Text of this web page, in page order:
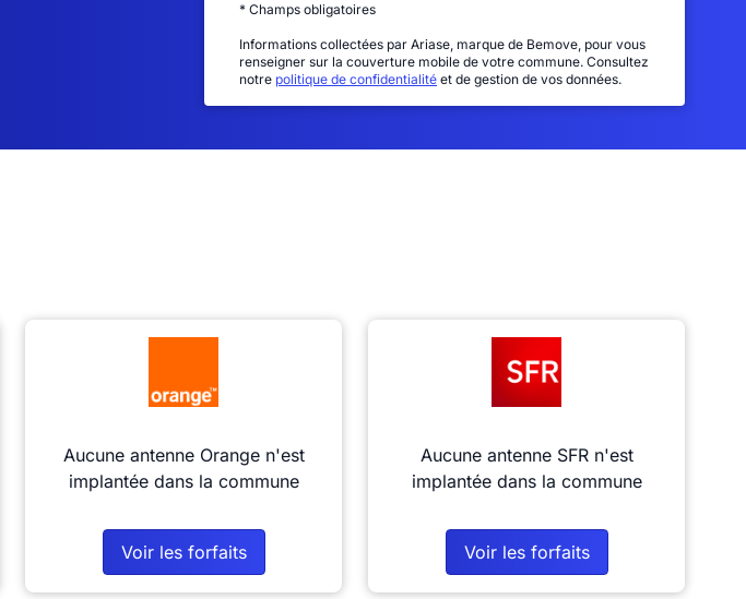
* Champs obligatoires
Informations collectées par Ariase, marque de Bemove, pour vous
renseigner sur la couverture mobile de votre commune. Consultez
notre politique de confidentialité et de gestion de vos données.
Aucune antenne Orange n'est
implantée dans la commune
Voir les forfaits
Aucune antenne SFR n'est
implantée dans la commune
Voir les forfaits